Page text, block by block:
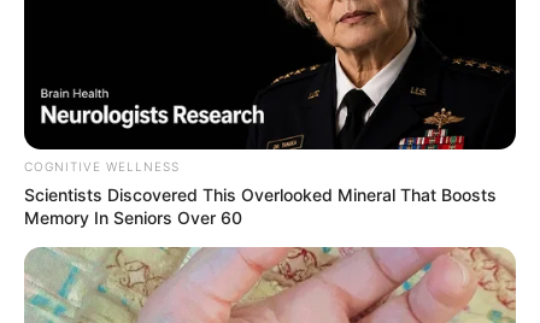
COGNITIVE WELLNESS
Scientists Discovered This Overlooked Mineral That Boosts
Memory In Seniors Over 60